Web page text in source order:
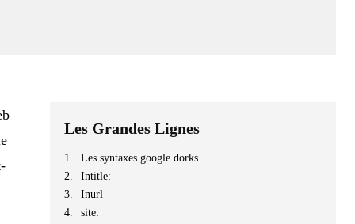
Les Grandes Lignes
Les syntaxes google dorks
Intitle:
Inurl
site: